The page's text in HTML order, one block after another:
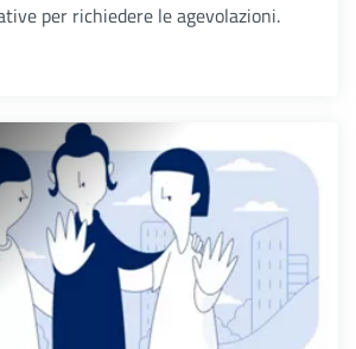
per richiedere le agevolazioni.